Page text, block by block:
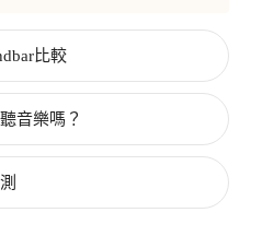
比較
音樂嗎？